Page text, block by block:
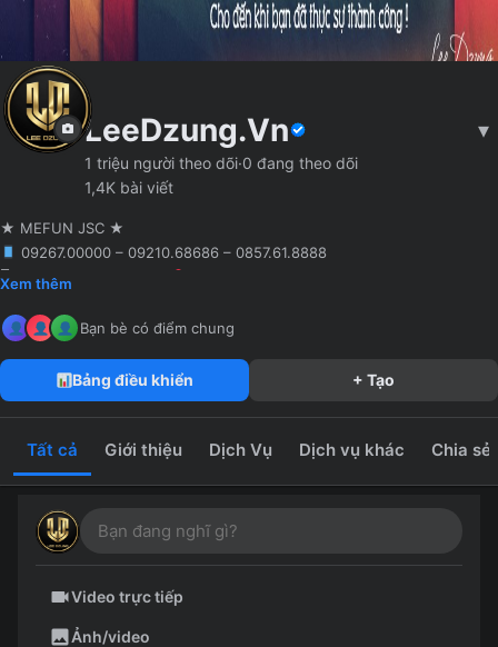
LeeDzung.Vn ▾
1 triệu người theo dõi·0 đang theo dõi
1,4K bài viết
★ MEFUN JSC ★
09267.00000 – 09210.68686 – 0857.61.8888
🖥 Agency truyền thông
leedzung.vn
Xem thêm
Bạn bè có điểm chung
Bảng điều khiển + Tạo
Tất cả Giới thiệu Dịch Vụ Dịch vụ khác Chia sẻ
Video trực tiếp
Ảnh/video